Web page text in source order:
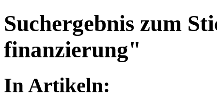
Suchergebnis zum
finanzierung"
In Artikeln: